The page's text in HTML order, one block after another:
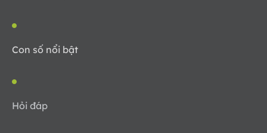
Con số nổi bật
Hỏi đáp